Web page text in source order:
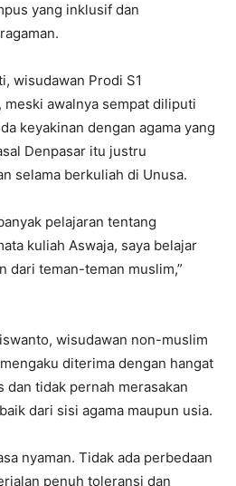
yang inklusif dan
wisudawan Prodi S1
meski awalnya sempat diliputi
keyakinan dengan agama yang
Denpasar itu justru
selama berkuliah di Unusa.
pelajaran tentang
kuliah Aswaja, saya belajar
dari teman-teman muslim,”
wisudawan non-muslim
diterima dengan hangat
dan tidak pernah merasakan
dari sisi agama maupun usia.
nyaman. Tidak ada perbedaan
penuh toleransi dan